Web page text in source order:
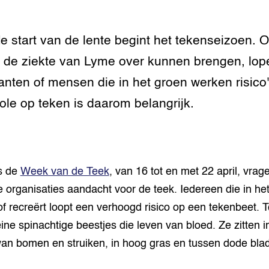
en infra
Pigs
Digitalisering &
en
exoten
genetische
diversiteit
start van de lente begint het tekenseizoen.
de ziekte van Lyme over kunnen brengen,
of mensen die in het groen werken
op teken is daarom belangrijk.
de Week van de Teek, van 16 tot en met 22 april,
organisaties aandacht voor de teek. Iedereen die in
recreërt loopt een verhoogd risico op een tekenbeet.
spinachtige beestjes die leven van bloed. Ze zitten
bomen en struiken, in hoog gras en tussen dode